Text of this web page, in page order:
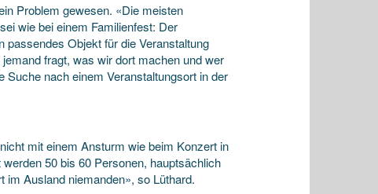
Problem gewesen. «Die meisten
wie bei einem Familienfest: Der
passendes Objekt für die Veranstaltung
fragt, was wir dort machen und wer
nach einem Veranstaltungsort in der
mit einem Ansturm wie beim Konzert in
50 bis 60 Personen, hauptsächlich
Ausland niemanden», so Lüthard.